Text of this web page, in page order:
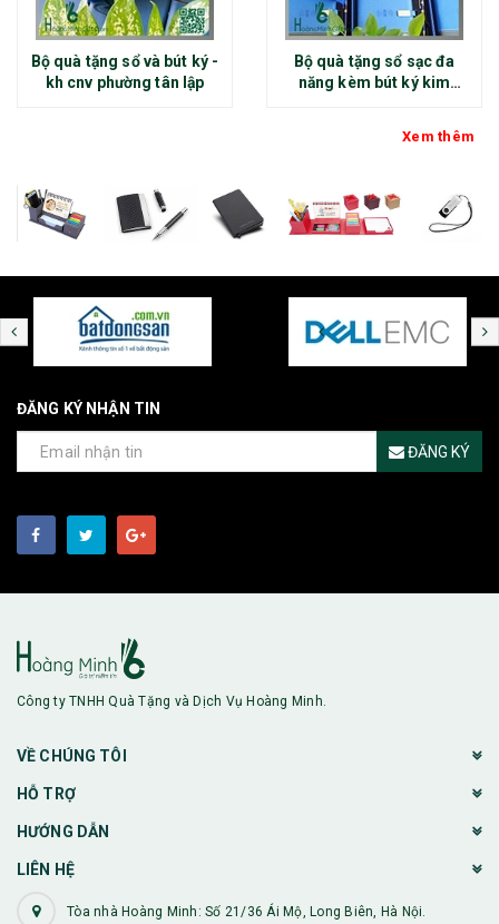
Bộ quà tặng sổ và bút ký -
kh cnv phường tân lập
Bộ quà tặng sổ sạc đa
năng kèm bút ký kim
Xem thêm
ĐĂNG KÝ NHẬN TIN
ĐĂNG KÝ
Công ty TNHH Quà Tặng và Dịch Vụ Hoàng Minh.
VỀ CHÚNG TÔI
HỖ TRỢ
HƯỚNG DẪN
LIÊN HỆ
Tòa nhà Hoàng Minh: Số 21/36 Ái Mộ, Long Biên, Hà Nội.